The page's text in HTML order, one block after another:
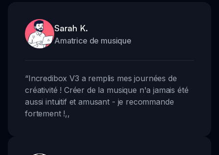
Sarah K.
Amatrice de musique
“Incredibox V3 a remplis mes journées de
créativité ! Créer de la musique n'a jamais été
aussi intuitif et amusant - je recommande
fortement !,,